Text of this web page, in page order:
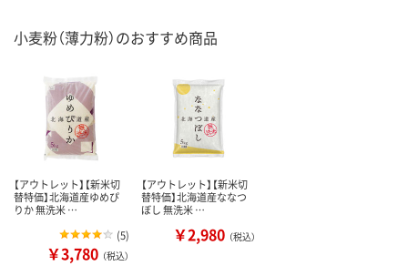
小麦粉（薄力粉）のおすすめ商品
【アウトレット】【新米切
替特価】北海道産ゆめぴ
りか 無洗米 …
(5)
￥3,780 （税込）
【アウトレット】【新米切
替特価】北海道産ななつ
ぼし 無洗米 …
￥2,980 （税込）